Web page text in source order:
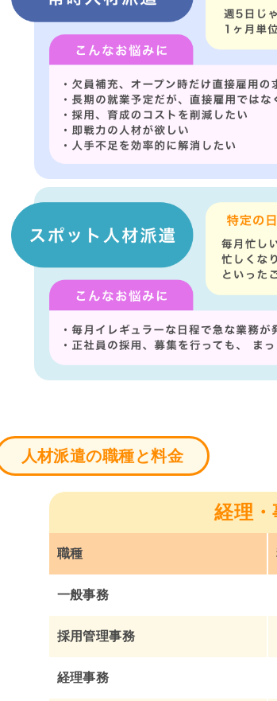
人材派遣の職種と料金
経理
職種
一般事務
採用管理事務
経理事務